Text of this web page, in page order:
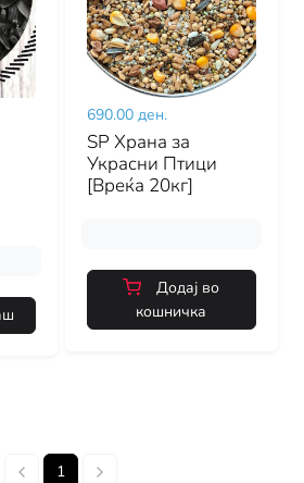
690.00 ден.
SP Храна за
Украсни Птици
[Вреќа 20кг]
Додај во
кошничка
1